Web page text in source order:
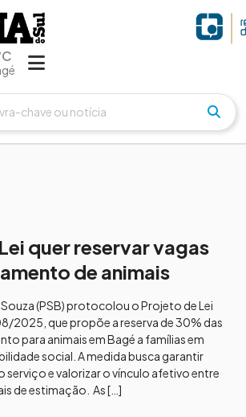
quer reservar vagas
de animais
(PSB) protocolou o Projeto de Lei
2025, que propõe a reserva de 30% das
para animais em Bagé a famílias em
social. A medida busca garantir
serviço e valorizar o vínculo afetivo entre
de estimação. As […]